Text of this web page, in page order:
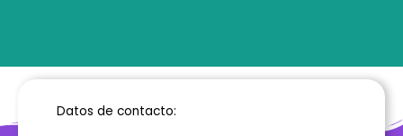
Datos de contacto: